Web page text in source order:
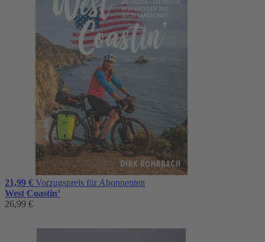
21,99 € Vorzugspreis für Abonnenten
West Coastin’
26,99 €